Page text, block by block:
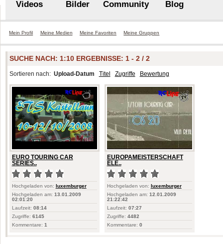
Videos Bilder Community Blog
Mein Profil Meine Medien Meine Favoriten Meine Gruppen
SUCHE NACH: 1:10 ERGEBNISSE: 1 - 2 / 2
Sortieren nach: Upload-Datum Titel Zugriffe Bewertung
EURO TOURING CAR
SERIES..
Hochgeladen von: luxemburger
Hochgeladen am: 13.01.2009
02:01:20
Laufzeit: 08:14
Zugriffe: 6145
Kommentare: 1
EUROPAMEISTERSCHAFT
ELE..
Hochgeladen von: luxemburger
Hochgeladen am: 12.01.2009
21:22:42
Laufzeit: 07:27
Zugriffe: 4482
Kommentare: 0